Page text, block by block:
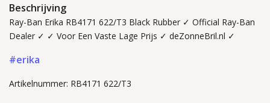
Beschrijving
Ray-Ban Erika RB4171 622/T3 Black Rubber ✓ Official Ray-Ban
Dealer ✓ ✓ Voor Een Vaste Lage Prijs ✓ deZonneBril.nl ✓
#erika
Artikelnummer: RB4171 622/T3